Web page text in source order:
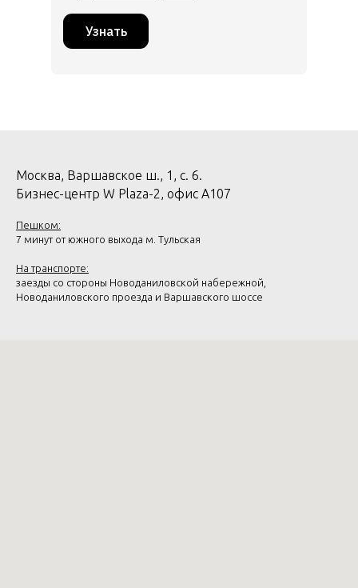
Узнать
Москва, Варшавское ш., 1, с. 6.
Бизнес-центр W Plaza-2, офис А107
Пешком:
7 минут от южного выхода м. Тульская
На транспорте:
заезды со стороны Новоданиловской набережной,
Новоданиловского проезда и Варшавского шоссе